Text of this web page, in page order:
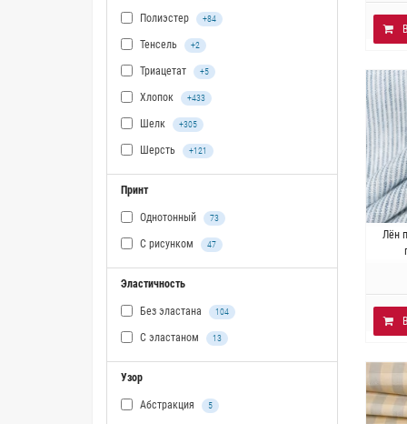
Полиэстер +84
Тенсель +2
Триацетат +5
Хлопок +433
Шелк +305
Шерсть +121
Принт
Однотонный 73
С рисунком 47
Эластичность
Без эластана 104
С эластаном 13
Узор
Абстракция 5
Лён